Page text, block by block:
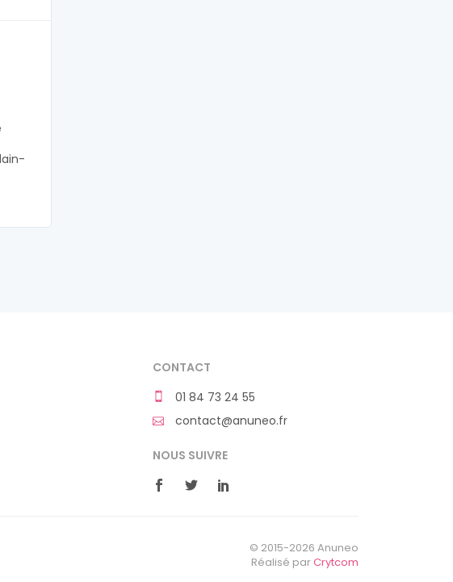
CONTACT
01 84 73 24 55
contact@anuneo.fr
NOUS SUIVRE
© 2015-2026 Anuneo
Réalisé parCrytcom